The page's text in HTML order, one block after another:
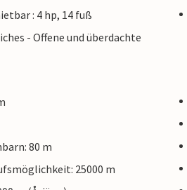
: 4 hp, 14 fuß
- Offene und überdachte
80 m
25000 m